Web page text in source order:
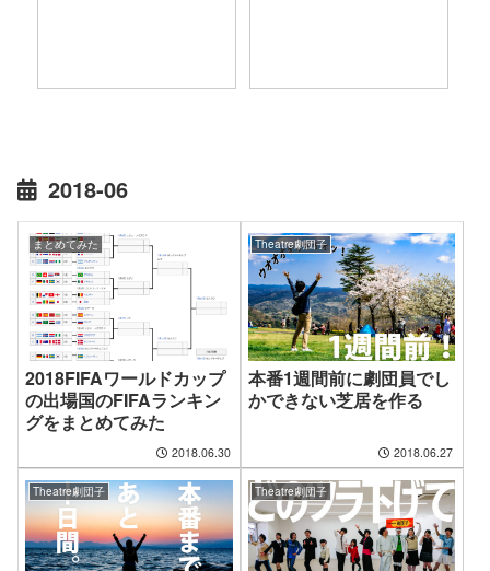
2018-06
まとめてみた
2018FIFAワールドカップ
の出場国のFIFAランキン
グをまとめてみた
2018.06.30
Theatre劇団子
本番1週間前に劇団員でし
かできない芝居を作る
2018.06.27
Theatre劇団子 Theatre劇団子